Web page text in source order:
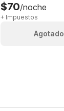
$70/noche
+ Impuestos
Agotado